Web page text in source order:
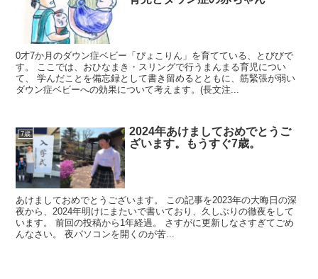
0才7か月のダウン症ベビー「ぴょこりん」を育てている、とびびで
す。 ここでは、おひなまき・スリングで行うまんまる育児につい
て、 学んだことを備忘録として書き留めるとともに、筋緊張が弱い
ダウン症ベビーへの効果について考えます。(長文注...
7歳
2024年あけましておめでとうご
ざいます。もうすぐ7歳。
あけましておめでとうございます。 この記事を2023年の大晦日の深
夜から、2024年明けにまたいで書いており、久しぶりの徹夜をして
います。 前回の投稿から1年経過。 さすがに更新しなさすぎてごめ
んなさい。 夜パソコンを開くのが苦...